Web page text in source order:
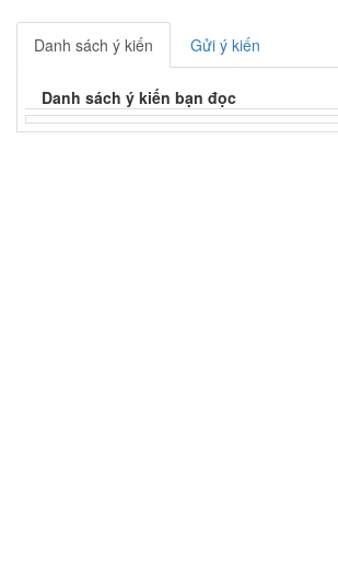
Danh sách ý kiến Gửi ý kiến
Danh sách ý kiến bạn đọc